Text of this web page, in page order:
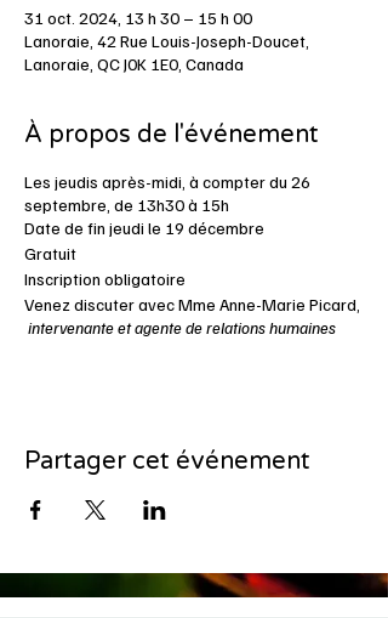
31 oct. 2024, 13 h 30 – 15 h 00
Lanoraie, 42 Rue Louis-Joseph-Doucet,
Lanoraie, QC J0K 1E0, Canada
À propos de l'événement
Les jeudis après-midi, à compter du 26
septembre, de 13h30 à 15h
Date de fin jeudi le 19 décembre
Gratuit
Inscription obligatoire
Venez discuter avec Mme Anne-Marie Picard,
intervenante et agente de relations humaines
Partager cet événement